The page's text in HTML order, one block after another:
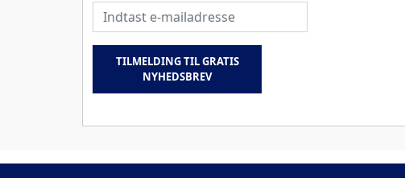
E-mailadresse
TILMELDING TIL GRATIS
NYHEDSBREV